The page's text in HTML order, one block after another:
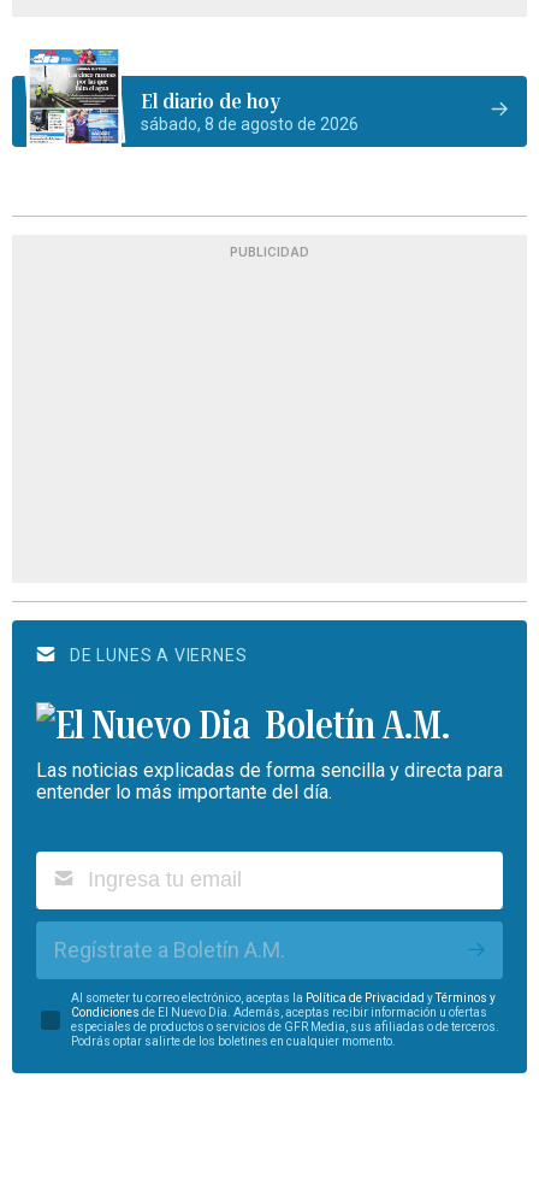
El diario de hoy
sábado, 8 de agosto de 2026
PUBLICIDAD
DE LUNES A VIERNES
Boletín A.M.
Las noticias explicadas de forma sencilla y directa para
entender lo más importante del día.
Regístrate a Boletín A.M.
Al someter tu correo electrónico, aceptas la Política de Privacidad yTérminos y
Condiciones de El Nuevo Día. Además, aceptas recibir información u ofertas
especiales de productos o servicios de GFR Media, sus afiliadas o de terceros.
Podrás optar salirte de los boletines en cualquier momento.